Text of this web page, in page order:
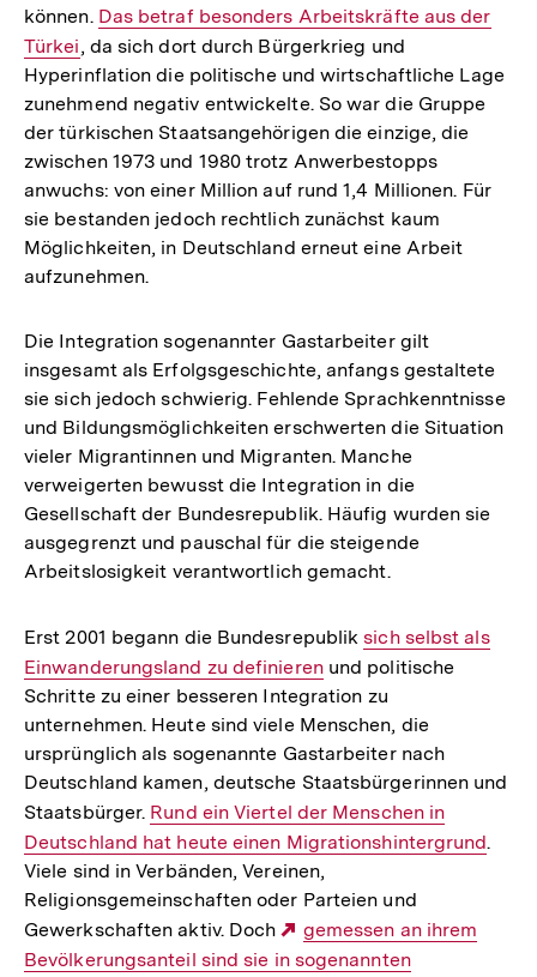
können. Interner
Link:
Das betraf besonders Arbeitskräfte aus der
Türkei, da sich dort durch Bürgerkrieg und
Hyperinflation die politische und wirtschaftliche Lage
zunehmend negativ entwickelte. So war die Gruppe
der türkischen Staatsangehörigen die einzige, die
zwischen 1973 und 1980 trotz Anwerbestopps
anwuchs: von einer Million auf rund 1,4 Millionen. Für
sie bestanden jedoch rechtlich zunächst kaum
Möglichkeiten, in Deutschland erneut eine Arbeit
aufzunehmen.
Die Integration sogenannter Gastarbeiter gilt
insgesamt als Erfolgsgeschichte, anfangs gestaltete
sie sich jedoch schwierig. Fehlende Sprachkenntnisse
und Bildungsmöglichkeiten erschwerten die Situation
vieler Migrantinnen und Migranten. Manche
verweigerten bewusst die Integration in die
Gesellschaft der Bundesrepublik. Häufig wurden sie
ausgegrenzt und pauschal für die steigende
Arbeitslosigkeit verantwortlich gemacht.
Erst 2001 begann die BundesrepublikInterner
Link:
sich selbst als
Einwanderungsland zu definierenund politische
Schritte zu einer besseren Integration zu
unternehmen. Heute sind viele Menschen, die
ursprünglich als sogenannte Gastarbeiter nach
Deutschland kamen, deutsche Staatsbürgerinnen und
Staatsbürger. Interner
Link:
Rund ein Viertel der Menschen in
Deutschland hat heute einen Migrationshintergrund.
Viele sind in Verbänden, Vereinen,
Religionsgemeinschaften oder Parteien und
Gewerkschaften aktiv. Doch
Externer
Link:
gemessen an ihrem
Bevölkerungsanteil sind sie in sogenannten